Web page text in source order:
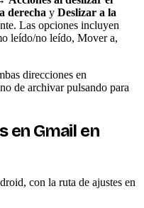
derecha y Deslizar a la
Las opciones incluyen
leído/no leído, Mover a,
direcciones en
de archivar pulsando para
en Gmail en
con la ruta de ajustes en